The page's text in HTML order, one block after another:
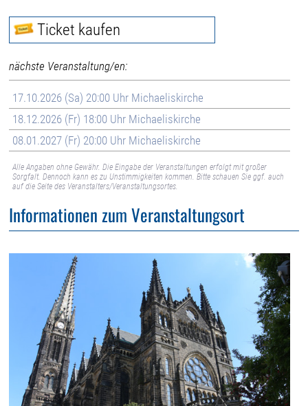
Ticket kaufen
nächste Veranstaltung/en:
17.10.2026 (Sa) 20:00 Uhr Michaeliskirche
18.12.2026 (Fr) 18:00 Uhr Michaeliskirche
08.01.2027 (Fr) 20:00 Uhr Michaeliskirche
Alle Angaben ohne Gewähr. Die Eingabe der Veranstaltungen erfolgt mit großer
Sorgfalt. Dennoch kann es zu Unstimmigkeiten kommen. Bitte schauen Sie ggf. auch
auf die Seite des Veranstalters/Veranstaltungsortes.
Informationen zum Veranstaltungsort